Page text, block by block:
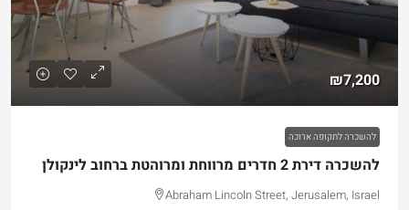
₪7,200
להשכרה לתקופה ארוכה
להשכרה דירת 2 חדרים מרווחת ומרוהטת ברחוב לינקולן
Abraham Lincoln Street, Jerusalem, Israel